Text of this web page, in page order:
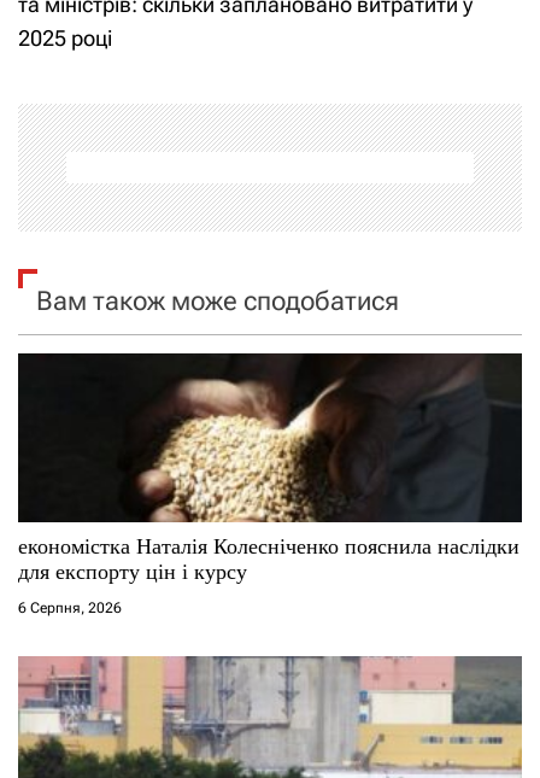
г
а
ц
і
а
с
і
в
2025 році
Вам також може сподобатися
економістка Наталія Колесніченко пояснила наслідки
для експорту цін і курсу
6 Серпня, 2026